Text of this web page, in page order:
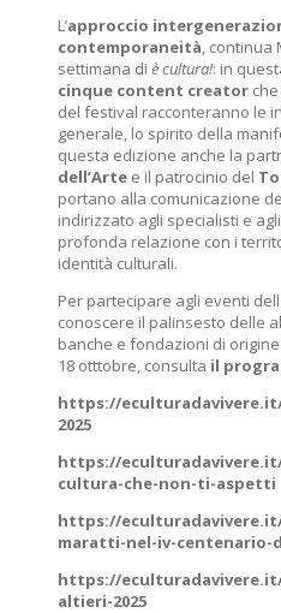
L’approccio
contemporaneità, continua
settimana di è cultura!: in
cinque content creator
del festival racconteranno le
generale, lo spirito della
questa edizione anche la
dell’Arte e il patrocinio del
portano alla comunicazione
indirizzato agli specialisti e
profonda relazione con i
identità culturali.
Per partecipare agli eventi
conoscere il palinsesto delle
banche e fondazioni di
18 otttobre, consulta il
https://
2025
https://
cultura-che-non-ti-aspetti
https://
maratti-nel-iv-centenario-
https://
altieri-2025